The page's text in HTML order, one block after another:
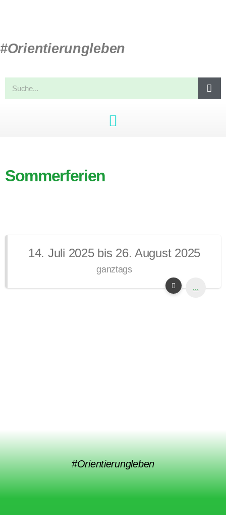
#Orientierungleben
Sommerferien
14. Juli 2025 bis 26. August 2025
ganztags
...
#Orientierungleben